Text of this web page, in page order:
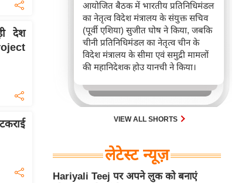
देश
आयोजित बैठक में भारतीय प्रतिनिधिमंडल
का नेतृत्व विदेश मंत्रालय के संयुक्त सचिव
(पूर्वी एशिया) सुजीत घोष ने किया, जबकि
चीनी प्रतिनिधिमंडल का नेतृत्व चीन के
विदेश मंत्रालय के सीमा एवं समुद्री मामलों
की महानिदेशक होउ यानची ने किया।
VIEW ALL SHORTS
लेटेस्ट न्यूज़
Hariyali Teej पर अपने लुक को बनाएं